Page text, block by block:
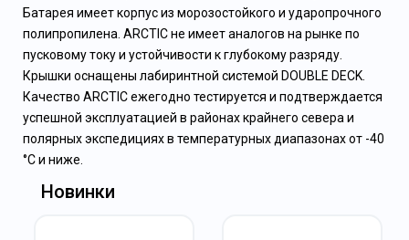
Батарея имеет корпус из морозостойкого и ударопрочного
полипропилена. ARCTIC не имеет аналогов на рынке по
пусковому току и устойчивости к глубокому разряду.
Крышки оснащены лабиринтной системой DOUBLE DECK.
Качество ARCTIC ежегодно тестируется и подтверждается
успешной эксплуатацией в районах крайнего севера и
полярных экспедициях в температурных диапазонах от -40
°C и ниже.
Новинки